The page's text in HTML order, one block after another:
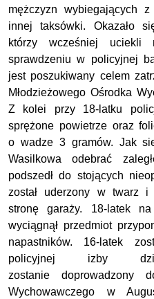
mężczyzn wybiegających
innej taksówki. Okazało
którzy wcześniej
sprawdzeniu w policyjnej
jest poszukiwany celem
Młodzieżowego Ośrodka
Z kolei przy 18-latku
sprężone powietrze oraz
o wadze 3 gramów. Jak
Wasilkowa odebrać
podszedł do stojących
został uderzony w twarz i
stronę garaży. 18-latek
wyciągnął przedmiot
napastników. 16-latek
policyjnej izby
zostanie doprowadzony
Wychowawczego w